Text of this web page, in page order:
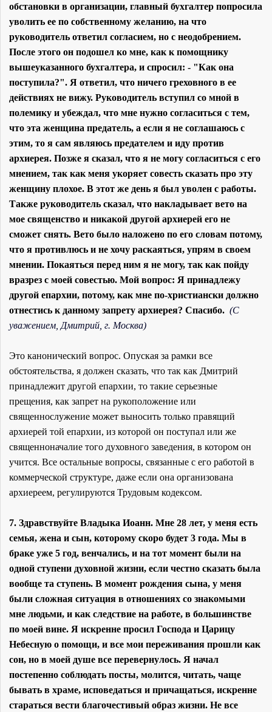
обстановки в организации, главный бухгалтер попросила
уволить ее по собственному желанию, на что
руководитель ответил согласием, но с неодобрением.
После этого он подошел ко мне, как к помощнику
вышеуказанного бухгалтера, и спросил: - "Как она
поступила?". Я ответил, что ничего греховного в ее
действиях не вижу. Руководитель вступил со мной в
полемику и убеждал, что мне нужно согласиться с тем,
что эта женщина предатель, а если я не соглашаюсь с
этим, то я сам являюсь предателем и иду против
архиерея. Позже я сказал, что я не могу согласиться с его
мнением, так как меня укоряет совесть сказать про эту
женщину плохое. В этот же день я был уволен с работы.
Также руководитель сказал, что накладывает вето на
мое священство и никакой другой архиерей его не
сможет снять. Вето было наложено по его словам потому,
что я противлюсь и не хочу раскаяться, упрям в своем
мнении. Покаяться перед ним я не могу, так как пойду
вразрез с моей совестью. Мой вопрос: Я принадлежу
другой епархии, потому, как мне по-христиански должно
отнестись к данному запрету архиерея? Спасибо. (С
уважением, Дмитрий, г. Москва)
Это канонический вопрос. Опуская за рамки все
обстоятельства, я должен сказать, что так как Дмитрий
принадлежит другой епархии, то такие серьезные
прещения, как запрет на рукоположение или
священнослужение может выносить только правящий
архиерей той епархии, из которой он поступал или же
священноначалие того духовного заведения, в котором он
учится. Все остальные вопросы, связанные с его работой в
коммерческой структуре, даже если она организована
архиереем, регулируются Трудовым кодексом.
7. Здравствуйте Владыка Иоанн. Мне 28 лет, у меня есть
семья, жена и сын, которому скоро будет 3 года. Мы в
браке уже 5 год, венчались, и на тот момент были на
одной ступени духовной жизни, если честно сказать была
вообще та ступень. В момент рождения сына, у меня
были сложная ситуация в отношениях со знакомыми
мне людьми, и как следствие на работе, в большинстве
по моей вине. Я искренне просил Господа и Царицу
Небесную о помощи, и все мои переживания прошли как
сон, но в моей душе все перевернулось. Я начал
постепенно соблюдать посты, молится, читать, чаще
бывать в храме, исповедаться и причащаться, искренне
стараться вести благочестивый образ жизни. Не все